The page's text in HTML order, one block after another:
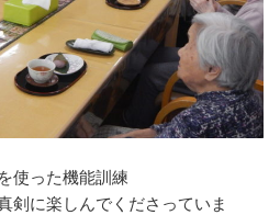
使った機能訓練
剣に楽しんでくださっていま